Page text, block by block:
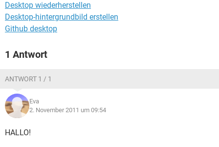
Desktop wiederherstellen
Desktop-hintergrundbild erstellen
Github desktop
1 Antwort
ANTWORT 1 / 1
Eva
2. November 2011 um 09:54
HALLO!